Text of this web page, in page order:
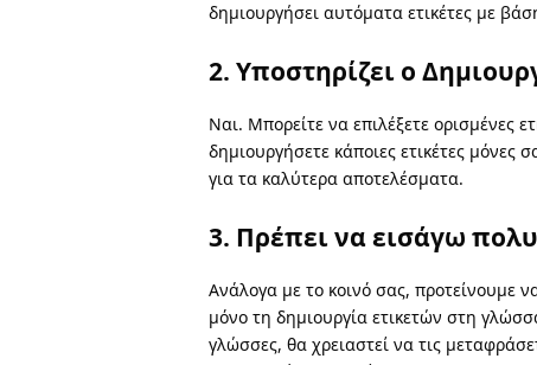
δημιουργήσει αυτόματα ετικέτες με
2. Υποστηρίζει ο
Ναι. Μπορείτε να επιλέξετε ορισμένες
δημιουργήσετε κάποιες ετικέτες μόνες
για τα καλύτερα αποτελέσματα.
3. Πρέπει να εισάγω
Ανάλογα με το κοινό σας, προτείνουμε
μόνο τη δημιουργία ετικετών στη
γλώσσες, θα χρειαστεί να τις